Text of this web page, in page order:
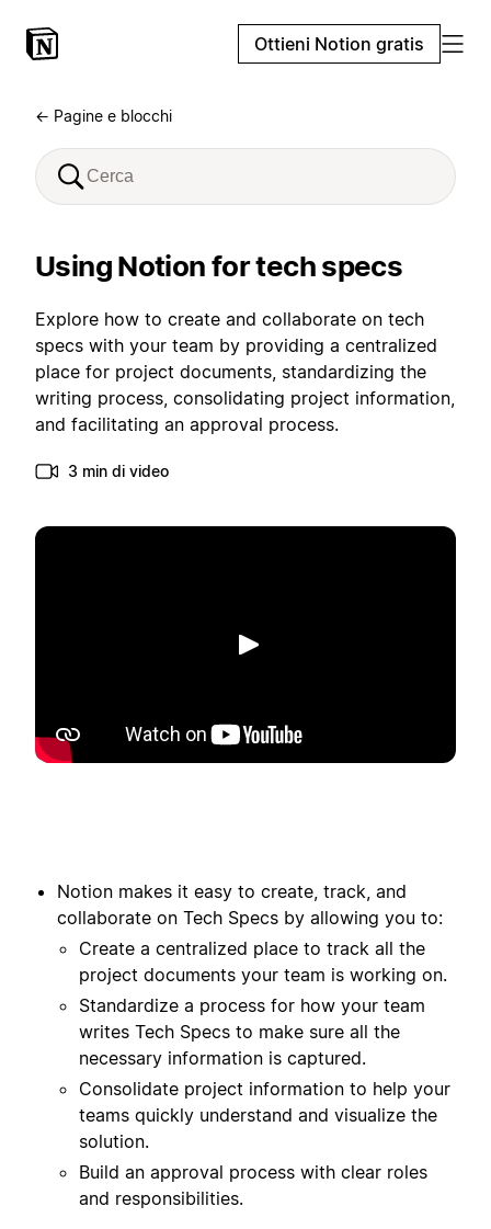
Ottieni Notion gratis
← Pagine e blocchi
Using Notion for tech specs
Explore how to create and collaborate on tech
specs with your team by providing a centralized
place for project documents, standardizing the
writing process, consolidating project information,
and facilitating an approval process.
3 min di video
Riproduci
Notion makes it easy to create, track, and
collaborate on Tech Specs by allowing you to:
Create a centralized place to track all the
project documents your team is working on.
Standardize a process for how your team
writes Tech Specs to make sure all the
necessary information is captured.
Consolidate project information to help your
teams quickly understand and visualize the
solution.
Build an approval process with clear roles
and responsibilities.